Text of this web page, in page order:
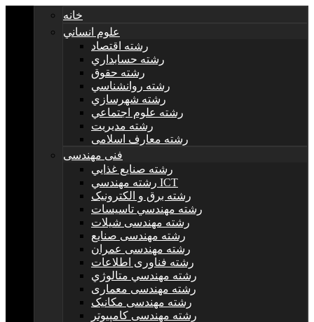
خانه
علوم انساني
رشته اقتصاد
رشته حسابداري
رشته حقوق
رشته روانشناسي
رشته شهرسازي
رشته علوم اجتماعي
رشته مديريت
رشته معارف اسلامی
فنی مهندسی
رشته صنايع غذايي
رشته مهندسي ICT
رشته برق و الکترونيک
رشته مهندسي تاسيسات
رشته مهندسی شیلات
رشته مهندسی صنایع
رشته مهندسی عمران
رشته فناوری اطلاعات
رشته مهندسي متالوژي
رشته مهندسی معماری
رشته مهندسی مکانیک
رشته مهندسی کامپیوتر